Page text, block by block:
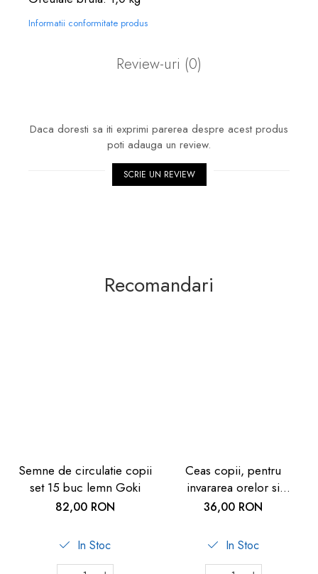
Informatii conformitate produs
Review-uri (0)
Daca doresti sa iti exprimi parerea despre acest produs
poti adauga un review.
SCRIE UN REVIEW
Recomandari
Semne de circulatie copii
set 15 buc lemn Goki
82,00 RON
In Stoc
Ceas copii, pentru
invararea orelor si
minutelor, de lemn, 5
36,00 RON
In Stoc